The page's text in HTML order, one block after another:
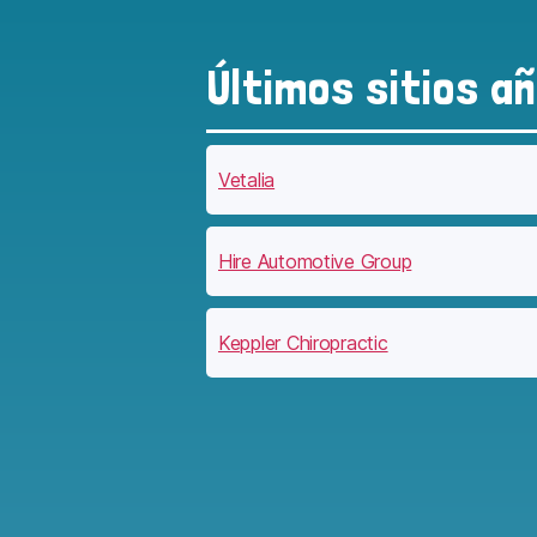
Últimos sitios
Vetalia
Hire Automotive Group
Keppler Chiropractic